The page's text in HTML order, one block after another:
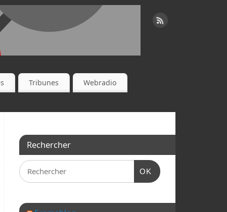
Tribunes Webradio
Rechercher
OK